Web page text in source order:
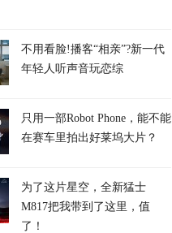
不用看脸!播客“相亲”?新一代
年轻人听声音玩恋综
只用一部Robot Phone，能不能
在赛车里拍出好莱坞大片？
为了这片星空，全新猛士
M817把我带到了这里，值
了！